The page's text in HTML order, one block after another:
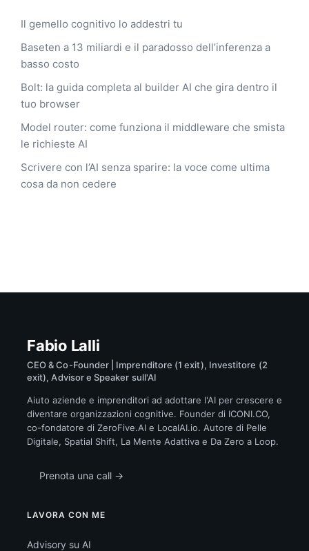
Il gemello cognitivo lo addestri tu
Baseten a 13 miliardi e il paradosso dell’inferenza a
basso costo
Bolt: la guida completa al builder AI che gira dentro il
tuo browser
Model router: come funziona il middleware che smista
le richieste AI
Scrivere con l’AI senza sparire: la voce come ultima
cosa da non cedere
Fabio Lalli
CEO & Co-Founder | Imprenditore (1 exit), Investitore (2
exit), Advisor e Speaker sull'AI
Aiuto aziende e imprenditori ad adottare l'AI per crescere e
diventare organizzazioni cognitive. Founder di ICONI.CO,
co-fondatore di ZeroFive.AI e LocalAI.io. Autore di Pelle
Digitale, Spatial Shift, La Mente Adattiva e Da Zero a Loop.
Prenota una call →
LAVORA CON ME
Advisory su AI